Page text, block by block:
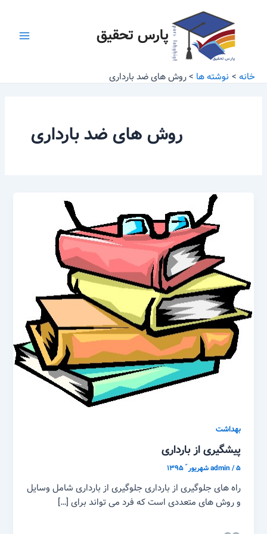
پارس تحقیق
خانه نوشته ها روش های ضد بارداری
روش های ضد بارداری
بهداشت
پیشگیری از بارداری
admin/۵ شهریور ّ ۱۳۹۵
راه های جلوگیری از بارداری جلوگیری از بارداری شامل وسایل
و روش های متعددی است که فرد می تواند برای […]